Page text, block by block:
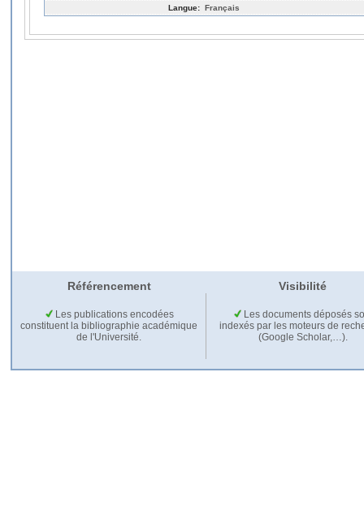
Langue: Français
Référencement Visibilité
Les publications encodées
constituent la bibliographie académique
de l'Université.
Les documents déposés
indexés par les moteurs de
(Google Scholar,…).